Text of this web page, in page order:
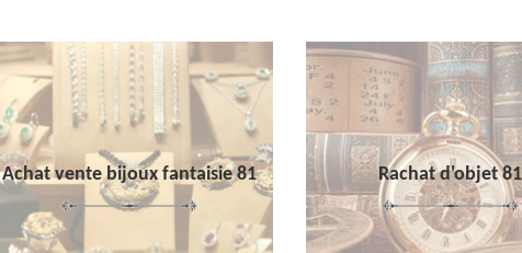
Achat vente bijoux fantaisie 81 Rachat d'objet 81